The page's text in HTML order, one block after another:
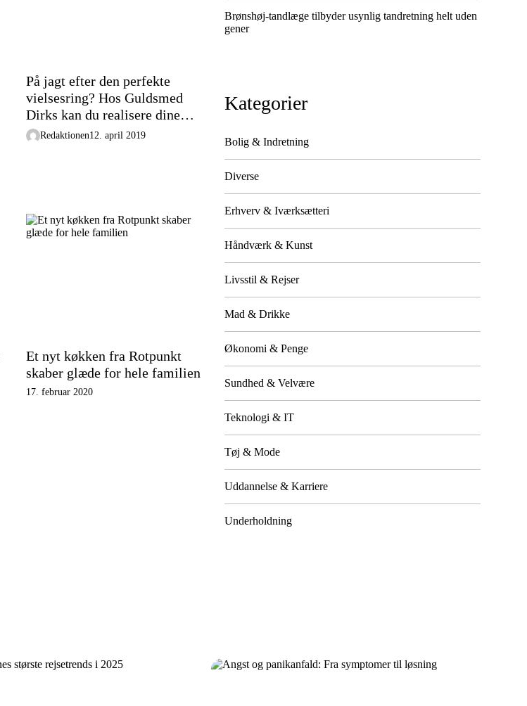
På jagt efter den perfekte
vielsesring? Hos Guldsmed
Dirks kan du realisere dine
egne idéer
Redaktionen12. april 2019
Et nyt køkken fra Rotpunkt
skaber glæde for hele familien
17. februar 2020
Brønshøj-tandlæge tilbyder usynlig tandretning helt uden
gener
Kategorier
Bolig & Indretning
Diverse
Erhverv & Iværksætteri
Håndværk & Kunst
Livsstil & Rejser
Mad & Drikke
Økonomi & Penge
Sundhed & Velvære
Teknologi & IT
Tøj & Mode
Uddannelse & Karriere
Underholdning